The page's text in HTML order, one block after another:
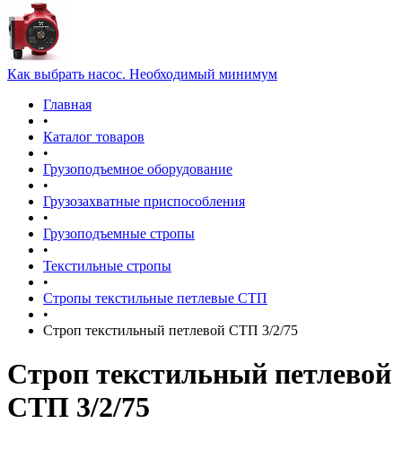
Как выбрать насос. Необходимый минимум
Главная
•
Каталог товаров
•
Грузоподъемное оборудование
•
Грузозахватные приспособления
•
Грузоподъемные стропы
•
Текстильные стропы
•
Стропы текстильные петлевые СТП
•
Строп текстильный петлевой СТП 3/2/75
Строп текстильный петлевой
СТП 3/2/75